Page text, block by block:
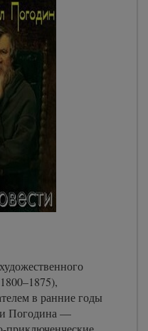
в ранние годы
Погодина —